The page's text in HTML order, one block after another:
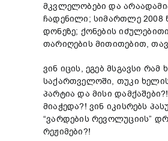
მკვლელობები და
ჩადენილი; სიმართლე 2008
დონეზე; ქონების
თარიღების მითითებით,
ვინ იცის, ეგებ მსგავსი
საქართველოში, თუკი
პარტია და მისი
მიაჭედა?! ვინ იკისრებს
“ვარდების რევოლუციის”
რეჟიმები?!